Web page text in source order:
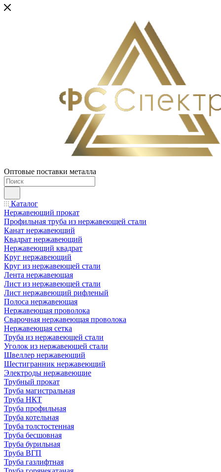
Оптовые поставки металла
Каталог
Нержавеющий прокат
Профильная труба из нержавеющей стали
Канат нержавеющий
Квадрат нержавеющий
Нержавеющий квадрат
Круг нержавеющий
Круг из нержавеющей стали
Лента нержавеющая
Лист из нержавеющей стали
Лист нержавеющий рифленый
Полоса нержавеющая
Нержавеющая проволока
Сварочная нержавеющая проволока
Нержавеющая сетка
Труба из нержавеющей стали
Уголок из нержавеющей стали
Швеллер нержавеющий
Шестигранник нержавеющий
Электроды нержавеющие
Трубный прокат
Труба магистральная
Труба НКТ
Труба профильная
Труба котельная
Труба толстостенная
Труба бесшовная
Труба бурильная
Труба ВГП
Труба газлифтная